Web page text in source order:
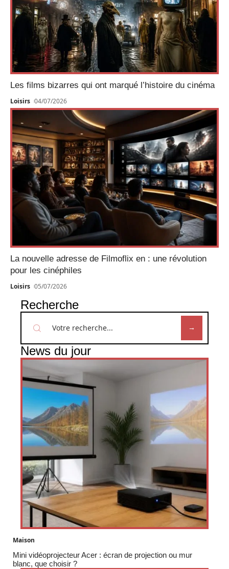
Les films bizarres qui ont marqué l’histoire du cinéma
Loisirs 04/07/2026
La nouvelle adresse de Filmoflix en : une révolution
pour les cinéphiles
Loisirs 05/07/2026
Recherche
News du jour
Maison
Mini vidéoprojecteur Acer : écran de projection ou mur
blanc, que choisir ?